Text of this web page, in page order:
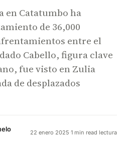
Catatumbo ha
de 36,000
entre el
Cabello, figura clave
fue visto en Zulia
de desplazados
22 enero 2025·1 min read lectura